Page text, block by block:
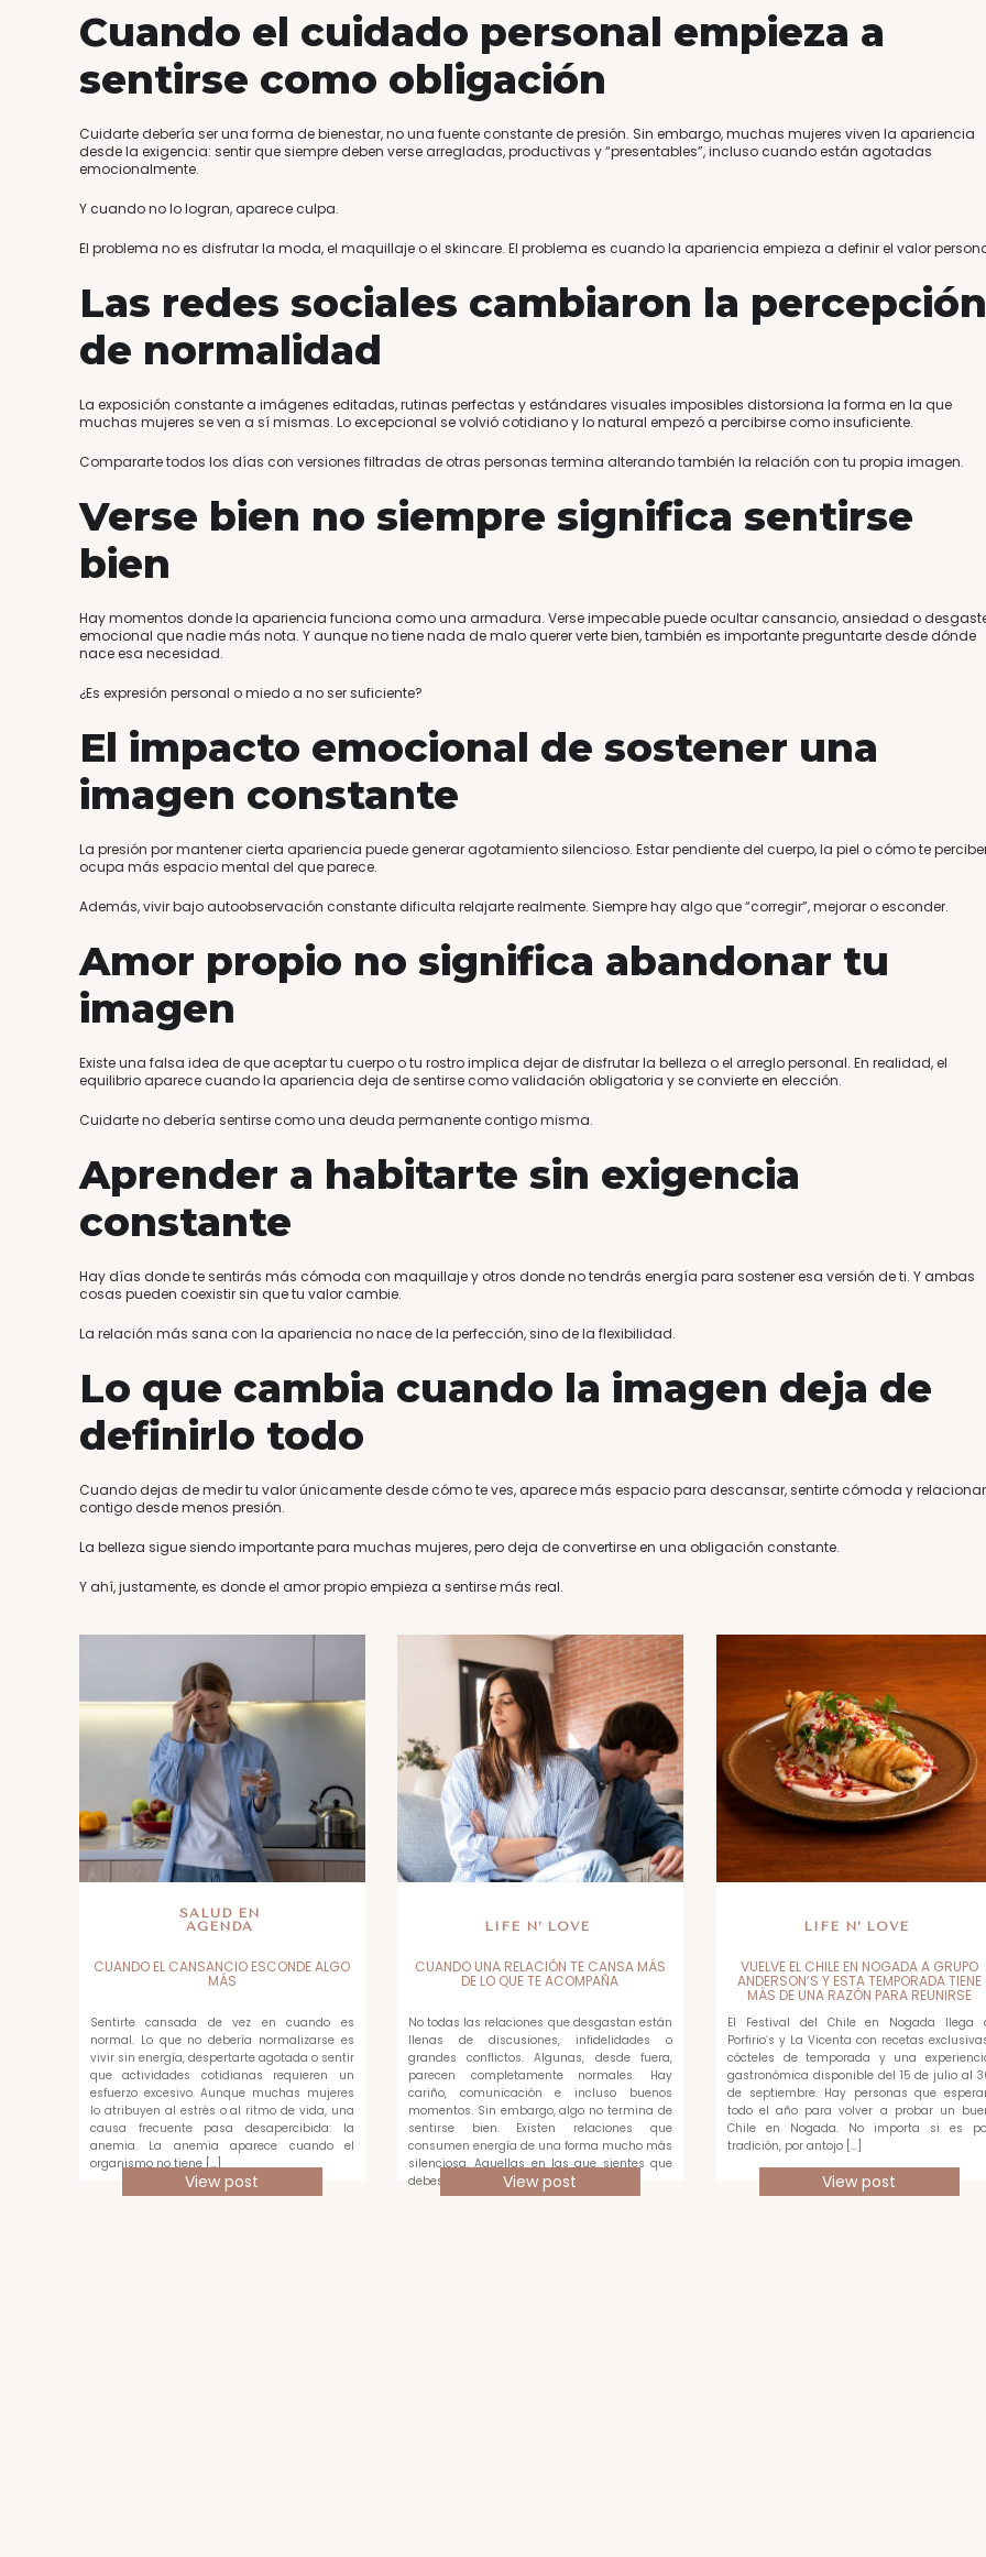
Cuando el cuidado personal empieza a
sentirse como obligación
Cuidarte debería ser una forma de bienestar, no una fuente constante de presión. Sin embargo, muchas mujeres viven la apariencia
desde la exigencia: sentir que siempre deben verse arregladas, productivas y “presentables”, incluso cuando están agotadas
emocionalmente.
Y cuando no lo logran, aparece culpa.
El problema no es disfrutar la moda, el maquillaje o el skincare. El problema es cuando la apariencia empieza a definir el valor
Las redes sociales cambiaron la percepción
de normalidad
La exposición constante a imágenes editadas, rutinas perfectas y estándares visuales imposibles distorsiona la forma en la que
muchas mujeres se ven a sí mismas. Lo excepcional se volvió cotidiano y lo natural empezó a percibirse como insuficiente.
Compararte todos los días con versiones filtradas de otras personas termina alterando también la relación con tu propia imagen.
Verse bien no siempre significa sentirse
bien
Hay momentos donde la apariencia funciona como una armadura. Verse impecable puede ocultar cansancio, ansiedad o
emocional que nadie más nota. Y aunque no tiene nada de malo querer verte bien, también es importante preguntarte desde dónde
nace esa necesidad.
¿Es expresión personal o miedo a no ser suficiente?
El impacto emocional de sostener una
imagen constante
La presión por mantener cierta apariencia puede generar agotamiento silencioso. Estar pendiente del cuerpo, la piel o cómo te
ocupa más espacio mental del que parece.
Además, vivir bajo autoobservación constante dificulta relajarte realmente. Siempre hay algo que “corregir”, mejorar o esconder.
Amor propio no significa abandonar tu
imagen
Existe una falsa idea de que aceptar tu cuerpo o tu rostro implica dejar de disfrutar la belleza o el arreglo personal. En realidad, el
equilibrio aparece cuando la apariencia deja de sentirse como validación obligatoria y se convierte en elección.
Cuidarte no debería sentirse como una deuda permanente contigo misma.
Aprender a habitarte sin exigencia
constante
Hay días donde te sentirás más cómoda con maquillaje y otros donde no tendrás energía para sostener esa versión de ti. Y ambas
cosas pueden coexistir sin que tu valor cambie.
La relación más sana con la apariencia no nace de la perfección, sino de la flexibilidad.
Lo que cambia cuando la imagen deja de
definirlo todo
Cuando dejas de medir tu valor únicamente desde cómo te ves, aparece más espacio para descansar, sentirte cómoda y
contigo desde menos presión.
La belleza sigue siendo importante para muchas mujeres, pero deja de convertirse en una obligación constante.
Y ahí, justamente, es donde el amor propio empieza a sentirse más real.
SALUD EN
AGENDA
CUANDO EL CANSANCIO ESCONDE ALGO
MÁS
Sentirte cansada de vez en cuando es
normal. Lo que no debería normalizarse es
vivir sin energía, despertarte agotada o sentir
que actividades cotidianas requieren un
esfuerzo excesivo. Aunque muchas mujeres
lo atribuyen al estrés o al ritmo de vida, una
causa frecuente pasa desapercibida: la
anemia. La anemia aparece cuando el
organismo no tiene […]
View post
LIFE N’ LOVE
CUANDO UNA RELACIÓN TE CANSA MÁS
DE LO QUE TE ACOMPAÑA
No todas las relaciones que desgastan están
llenas de discusiones, infidelidades o
grandes conflictos. Algunas, desde fuera,
parecen completamente normales. Hay
cariño, comunicación e incluso buenos
momentos. Sin embargo, algo no termina de
sentirse bien. Existen relaciones que
consumen energía de una forma mucho más
silenciosa. Aquellas en las que sientes que
debes medir cada […]View post
LIFE N’ LOVE
VUELVE EL CHILE EN NOGADA A GRUPO
ANDERSON’S Y ESTA TEMPORADA TIENE
MÁS DE UNA RAZÓN PARA REUNIRSE
El Festival del Chile en Nogada llega
Porfirio’s y La Vicenta con recetas
cócteles de temporada y una
gastronómica disponible del 15 de julio al
de septiembre. Hay personas que
todo el año para volver a probar un
Chile en Nogada. No importa si es
tradición, por antojo […]
View post